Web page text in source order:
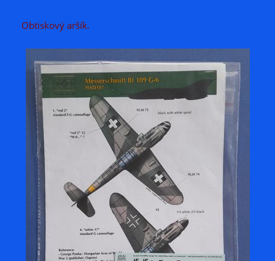
Obtiskový aršík.